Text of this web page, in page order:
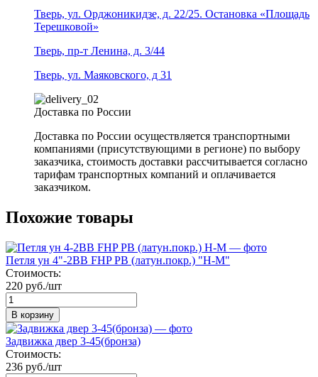
Тверь, ул. Орджоникидзе, д. 22/25. Остановка «Площадь
Терешковой»
Тверь, пр-т Ленина, д. 3/44
Тверь, ул. Маяковского, д 31
Доставка по России
Доставка по России осуществляется транспортными
компаниями (присутствующими в регионе) по выбору
заказчика, стоимость доставки рассчитывается согласно
тарифам транспортных компаний и оплачивается
заказчиком.
Похожие товары
Петля ун 4"-2ВВ FHP РВ (латун.покр.) "Н-М"
Стоимость:
220 руб./шт
В корзину
Задвижка двер 3-45(бронза)
Стоимость:
236 руб./шт